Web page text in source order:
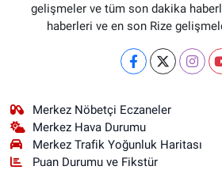
gelişmeler ve tüm son dakika
haberleri ve en son Rize
Merkez Nöbetçi Eczaneler
Merkez Hava Durumu
Merkez Trafik Yoğunluk Haritası
Puan Durumu ve Fikstür